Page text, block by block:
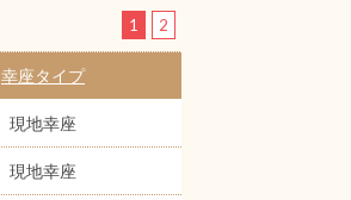
1 2
幸座タイプ
現地幸座
現地幸座